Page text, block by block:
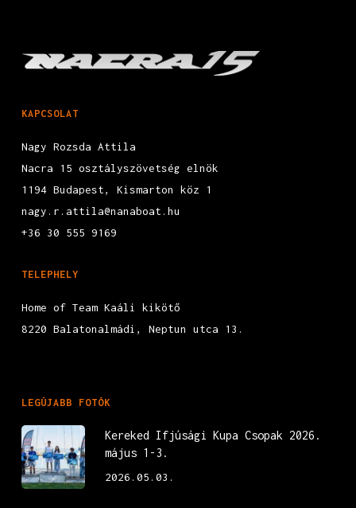
KAPCSOLAT
Nagy Rozsda Attila
Nacra 15 osztályszövetség elnök
1194 Budapest, Kismarton köz 1
nagy.r.attila@nanaboat.hu
+36 30 555 9169
TELEPHELY
Home of Team Kaáli kikötő
8220 Balatonalmádi, Neptun utca 13.
LEGÚJABB FOTÓK
Kereked Ifjúsági Kupa Csopak 2026.
május 1-3.
2026.05.03.